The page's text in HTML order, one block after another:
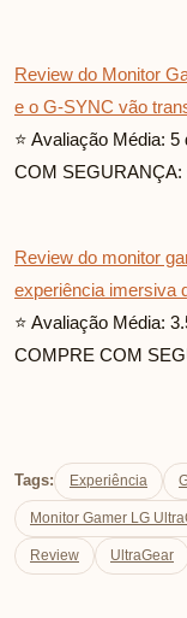
Review do Monitor
e o G-SYNC vão
⭐ Avaliação Média:
COM
Review do monitor
experiência imersiva
⭐ Avaliação Média:
COMPRE COM
Tags: Experiência
Monitor Gamer LG
Review UltraGear